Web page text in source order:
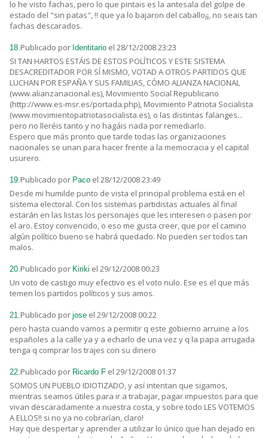
lo he visto fachas, pero lo que pintais es la antesala del golpe de
estado del "sin patas", !! que ya lo bajaron del caballo¡¡, no seais tan
fachas descarados.
18.Publicado por Identitario el 28/12/2008 23:23
SI TAN HARTOS ESTÁIS DE ESTOS POLÍTICOS Y ESTE SISTEMA
DESACREDITADOR POR SÍ MISMO, VOTAD A OTROS PARTIDOS QUE
LUCHAN POR ESPAÑA Y SUS FAMILIAS, CÓMO ALIANZA NACIONAL
(www.alianzanacional.es), Movimiento Social Republicano
(http://www.es-msr.es/portada.php), Movimiento Patriota Socialista
(www.movimientopatriotasocialista.es), o las distintas falanges...
pero no lleréis tanto y no hagáis nada por remediarlo.
Espero que más pronto que tarde todas las organizaciones
nacionales se unan para hacer frente a la memocracia y el capital
usurero.
19.Publicado por Paco el 28/12/2008 23:49
Desde mi humilde punto de vista el principal problema está en el
sistema electoral. Con los sistemas partidistas actuales al final
estarán en las listas los personajes que les interesen o pasen por
el aro. Estoy convencido, o eso me gusta creer, que por el camino
algún político bueno se habrá quedado. No pueden ser todos tan
malos.
20.Publicado por Kiriki el 29/12/2008 00:23
Un voto de castigo muy efectivo es el voto nulo. Ese es el que más
temen los partidos políticos y sus amos.
21.Publicado por jose el 29/12/2008 00:22
pero hasta cuando vamos a permitir q este gobierno arruine a los
españoles a la calle ya y a echarlo de una vez y q la papa arrugada
tenga q comprar los trajes con su dinero
22.Publicado por Ricardo F el 29/12/2008 01:37
SOMOS UN PUEBLO IDIOTIZADO, y así intentan que sigamos,
mientras seamos útiles para ir a trabajar, pagar impuestos para que
vivan descaradamente a nuestra costa, y sobre todo LES VOTEMOS
A ELLOS!! si no ya no cobrarían, claro!
Hay que despertar y aprender a utilizar lo único que han dejado en